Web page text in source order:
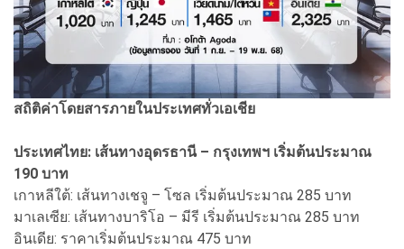
สถิติค่าโดยสารภายในประเทศทั่วเอเชีย
ประเทศไทย: เส้นทางอุดรธานี – กรุงเทพฯ เริ่มต้นประมาณ
190 บาท
เกาหลีใต้: เส้นทางเชจู – โซล เริ่มต้นประมาณ 285 บาท
มาเลเซีย: เส้นทางบาริโอ – มีรี เริ่มต้นประมาณ 285 บาท
อินเดีย: ราคาเริ่มต้นประมาณ 475 บาท